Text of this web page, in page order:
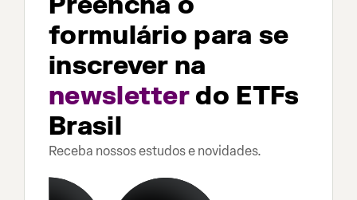
formulário para se
inscrever na
newsletterdo ETFs
Brasil
Receba nossos estudos e novidades.